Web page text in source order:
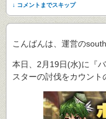
↓ コメントまでスキップ
こんばんは、運営のsouth
本日、2月19日(水)に『
スターの討伐をカウント